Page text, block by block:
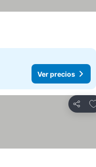
Ver precios